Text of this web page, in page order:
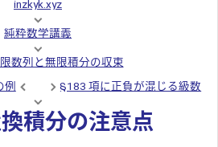
inzkyk.xyz
純粋数学講義
数列と無限積分の収束
§183 項に正負が混じる級数
積分の注意点